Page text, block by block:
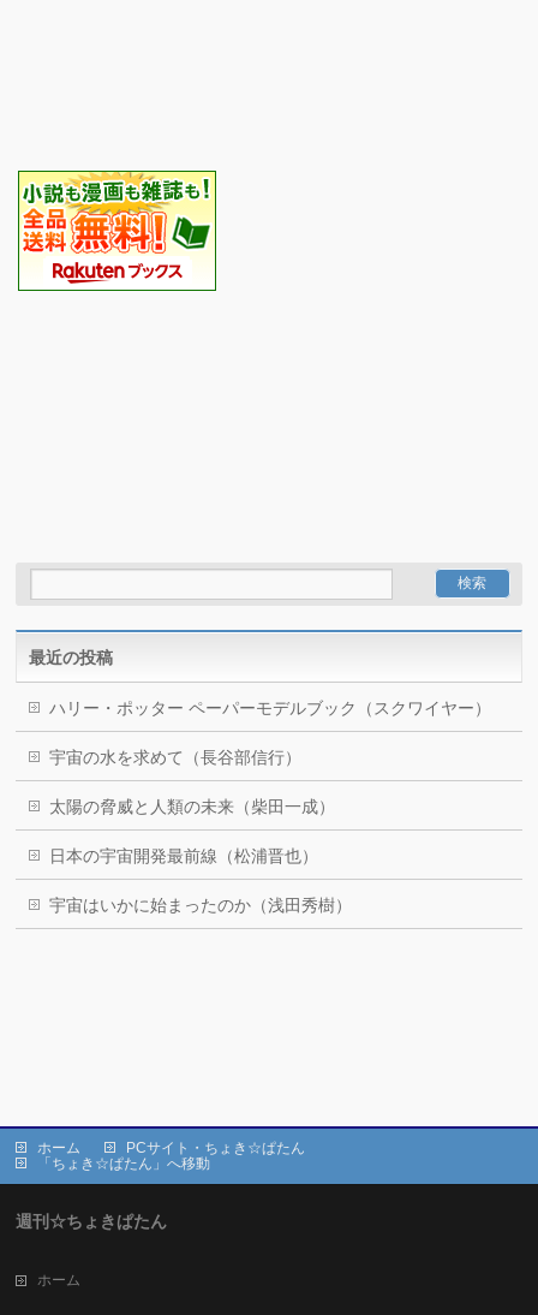
最近の投稿
ハリー・ポッター ペーパーモデルブック（スクワイヤー）
宇宙の水を求めて（長谷部信行）
太陽の脅威と人類の未来（柴田一成）
日本の宇宙開発最前線（松浦晋也）
宇宙はいかに始まったのか（浅田秀樹）
ホーム
PCサイト・ちょき☆ぱたん
「ちょき☆ぱたん」へ移動
週刊☆ちょきぱたん
ホーム